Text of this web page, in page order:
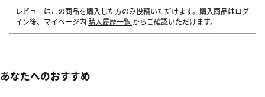
レビューはこの商品を購入した方のみ投稿いただけます。購入商品はログ
イン後、マイページ内 購入履歴一覧 からご確認いただけます。
あなたへのおすすめ